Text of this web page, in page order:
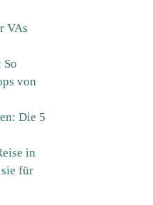
VAs
von
Die 5
in
für